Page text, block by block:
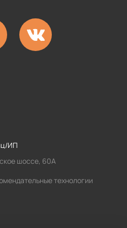
ИП
шоссе, 60А
технологии